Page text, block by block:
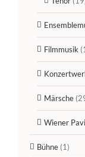
Filmmusik
Märsche
Wiener
Bühne (1)